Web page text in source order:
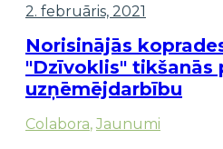
2. februāris, 2021
Norisinājās
"Dzīvoklis" tikšanās
uzņēmējdarbību
Colabora, Jaunumi